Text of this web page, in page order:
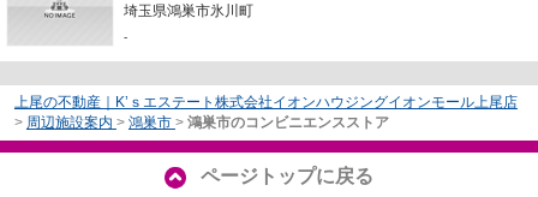
埼玉県鴻巣市氷川町
-
上尾の不動産｜K’ｓエステート株式会社イオンハウジングイオンモール上尾店
> 周辺施設案内 > 鴻巣市 > 鴻巣市のコンビニエンスストア
ページトップに戻る